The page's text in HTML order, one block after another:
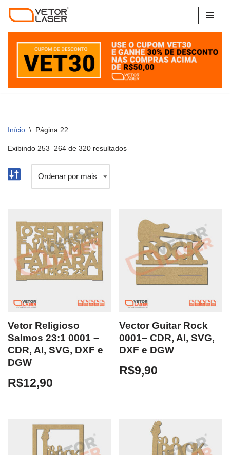
para
conteúdo
Início \ Página 22
Exibindo 253–264 de 320 resultados
Vetor Religioso
Salmos 23:1 0001 –
CDR, AI, SVG, DXF e
DGW
R$12,90
Vector Guitar Rock
0001– CDR, AI, SVG,
DXF e DGW
R$9,90